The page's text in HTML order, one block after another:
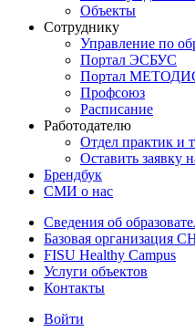
Объекты
Сотруднику
Управление по
Портал ЭСБУС
Портал
Профсоюз
Расписание
Работодателю
Отдел практик и
Оставить заявку
Брендбук
СМИ о нас
Сведения об
Базовая организация
FISU Healthy Campus
Услуги объектов
Контакты
Войти